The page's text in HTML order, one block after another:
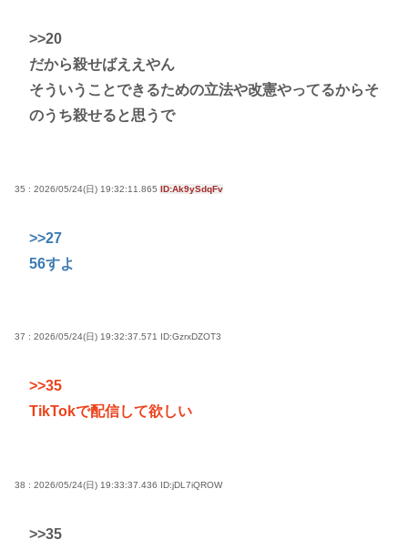
>>20
だから殺せばええやん
そういうことできるための立法や改憲やってるからそ
のうち殺せると思うで
35 : 2026/05/24(日) 19:32:11.865 ID:Ak9ySdqFv
>>27
56すよ
37 : 2026/05/24(日) 19:32:37.571 ID:GzrxDZOT3
>>35
TikTokで配信して欲しい
38 : 2026/05/24(日) 19:33:37.436 ID:jDL7iQROW
>>35